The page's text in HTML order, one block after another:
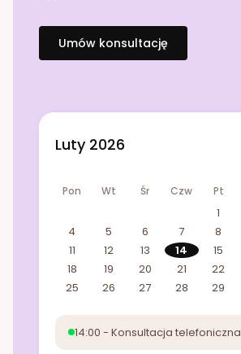
Umów konsultację
Luty 2026
Pon Wt Śr Czw Pt
1
4
5 6 7 8
11
12 13 14 15
18
19 20 21 22
25
26 27 28 29
14:00 - Konsultacja telefoniczna